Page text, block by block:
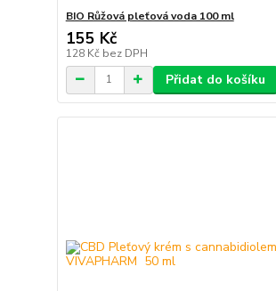
BIO Růžová pleťová voda 100 ml
155 Kč
128 Kč bez DPH
Přidat do košíku